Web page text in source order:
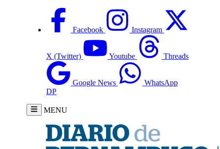
Facebook Instagram
X (Twitter) Youtube Threads
Google News
WhatsApp
DP
MENU